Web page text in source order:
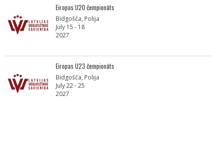
Eiropas U20 čempionāts
Bidgošča, Polija
July 15 - 18
2027
Eiropas U23 čempionāts
Bidgošča, Polija
July 22 - 25
2027